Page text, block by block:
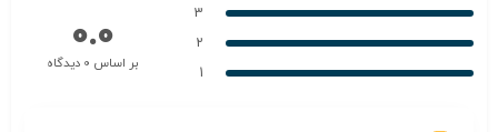
3
2
1
0.0
بر اساس 0 دیدگاه